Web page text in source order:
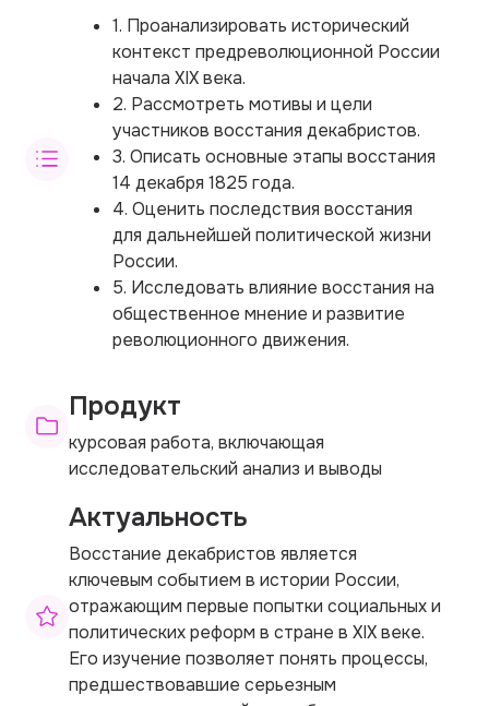
1. Проанализировать исторический
контекст предреволюционной России
начала XIX века.
2. Рассмотреть мотивы и цели
участников восстания декабристов.
3. Описать основные этапы восстания
14 декабря 1825 года.
4. Оценить последствия восстания
для дальнейшей политической жизни
России.
5. Исследовать влияние восстания на
общественное мнение и развитие
революционного движения.
Продукт
курсовая работа, включающая
исследовательский анализ и выводы
Актуальность
Восстание декабристов является
ключевым событием в истории России,
отражающим первые попытки социальных и
политических реформ в стране в XIX веке.
Его изучение позволяет понять процессы,
предшествовавшие серьезным